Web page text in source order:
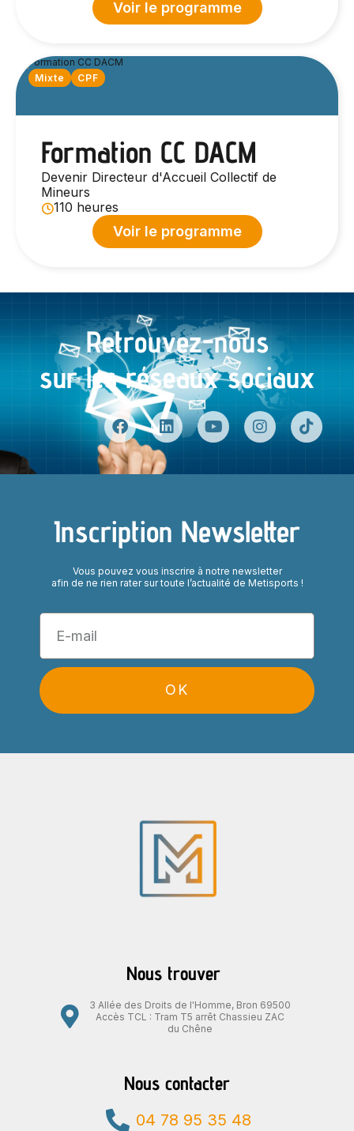
Voir le programme
Mixte CPF
Formation CC DACM
Devenir Directeur d'Accueil Collectif de
Mineurs
110 heures
Voir le programme
Retrouvez-nous
sur les réseaux sociaux
Inscription Newsletter
Vous pouvez vous inscrire à notre newsletter
afin de ne rien rater sur toute l’actualité de Metisports !
OK
Nous trouver
3 Allée des Droits de l'Homme, Bron 69500
Accès TCL : Tram T5 arrêt Chassieu ZAC
du Chêne
Nous contacter
04 78 95 35 48